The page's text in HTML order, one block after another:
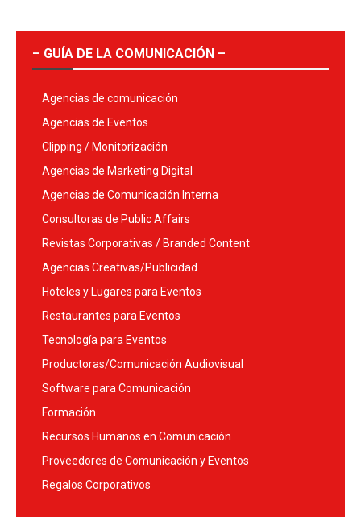
– GUÍA DE LA COMUNICACIÓN –
Agencias de comunicación
Agencias de Eventos
Clipping / Monitorización
Agencias de Marketing Digital
Agencias de Comunicación Interna
Consultoras de Public Affairs
Revistas Corporativas / Branded Content
Agencias Creativas/Publicidad
Hoteles y Lugares para Eventos
Restaurantes para Eventos
Tecnología para Eventos
Productoras/Comunicación Audiovisual
Software para Comunicación
Formación
Recursos Humanos en Comunicación
Proveedores de Comunicación y Eventos
Regalos Corporativos